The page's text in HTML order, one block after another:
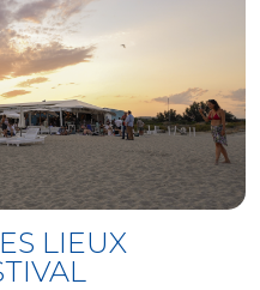
LIEUX